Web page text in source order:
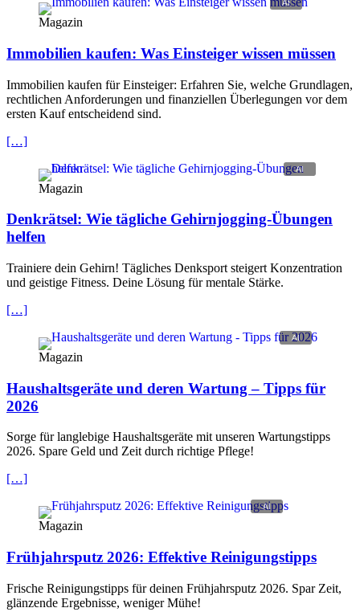
Magazin
Immobilien kaufen: Was Einsteiger wissen müssen
Immobilien kaufen für Einsteiger: Erfahren Sie, welche Grundlagen,
rechtlichen Anforderungen und finanziellen Überlegungen vor dem
ersten Kauf entscheidend sind.
[…]
Magazin
Denkrätsel: Wie tägliche Gehirnjogging-Übungen
helfen
Trainiere dein Gehirn! Tägliches Denksport steigert Konzentration
und geistige Fitness. Deine Lösung für mentale Stärke.
[…]
Magazin
Haushaltsgeräte und deren Wartung – Tipps für
2026
Sorge für langlebige Haushaltsgeräte mit unseren Wartungstipps
2026. Spare Geld und Zeit durch richtige Pflege!
[…]
Magazin
Frühjahrsputz 2026: Effektive Reinigungstipps
Frische Reinigungstipps für deinen Frühjahrsputz 2026. Spar Zeit,
glänzende Ergebnisse, weniger Mühe!